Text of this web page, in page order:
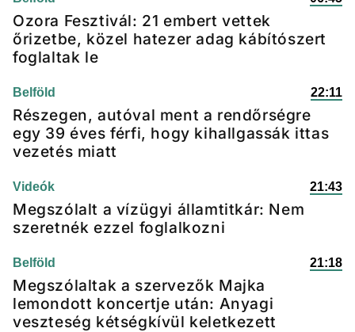
Ozora Fesztivál: 21 embert vettek
őrizetbe, közel hatezer adag kábítószert
foglaltak le
Belföld 22:11
Részegen, autóval ment a rendőrségre
egy 39 éves férfi, hogy kihallgassák ittas
vezetés miatt
Videók 21:43
Megszólalt a vízügyi államtitkár: Nem
szeretnék ezzel foglalkozni
Belföld 21:18
Megszólaltak a szervezők Majka
lemondott koncertje után: Anyagi
veszteség kétségkívül keletkezett